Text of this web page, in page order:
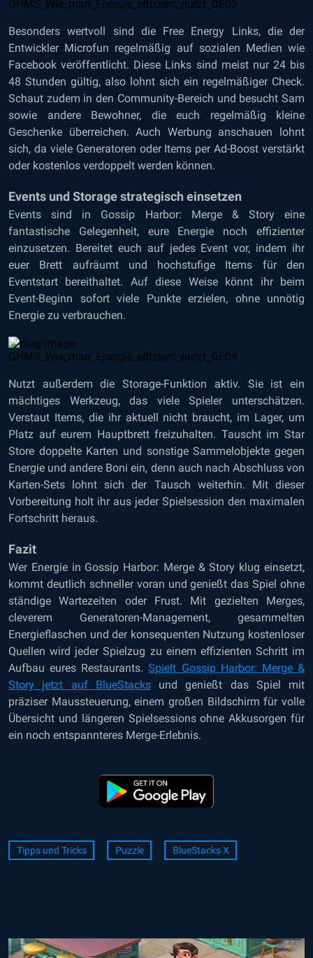
Besonders wertvoll sind die Free Energy Links, die der
Entwickler Microfun regelmäßig auf sozialen Medien wie
Facebook veröffentlicht. Diese Links sind meist nur 24 bis
48 Stunden gültig, also lohnt sich ein regelmäßiger Check.
Schaut zudem in den Community-Bereich und besucht Sam
sowie andere Bewohner, die euch regelmäßig kleine
Geschenke überreichen. Auch Werbung anschauen lohnt
sich, da viele Generatoren oder Items per Ad-Boost verstärkt
oder kostenlos verdoppelt werden können.
Events und Storage strategisch einsetzen
Events sind in Gossip Harbor: Merge & Story eine
fantastische Gelegenheit, eure Energie noch effizienter
einzusetzen. Bereitet euch auf jedes Event vor, indem ihr
euer Brett aufräumt und hochstufige Items für den
Eventstart bereithaltet. Auf diese Weise könnt ihr beim
Event-Beginn sofort viele Punkte erzielen, ohne unnötig
Energie zu verbrauchen.
Nutzt außerdem die Storage-Funktion aktiv. Sie ist ein
mächtiges Werkzeug, das viele Spieler unterschätzen.
Verstaut Items, die ihr aktuell nicht braucht, im Lager, um
Platz auf eurem Hauptbrett freizuhalten. Tauscht im Star
Store doppelte Karten und sonstige Sammelobjekte gegen
Energie und andere Boni ein, denn auch nach Abschluss von
Karten-Sets lohnt sich der Tausch weiterhin. Mit dieser
Vorbereitung holt ihr aus jeder Spielsession den maximalen
Fortschritt heraus.
Fazit
Wer Energie in Gossip Harbor: Merge & Story klug einsetzt,
kommt deutlich schneller voran und genießt das Spiel ohne
ständige Wartezeiten oder Frust. Mit gezielten Merges,
cleverem Generatoren-Management, gesammelten
Energieflaschen und der konsequenten Nutzung kostenloser
Quellen wird jeder Spielzug zu einem effizienten Schritt im
Aufbau eures Restaurants.Spielt Gossip Harbor: Merge &
Story jetzt auf BlueStacksund genießt das Spiel mit
präziser Maussteuerung, einem großen Bildschirm für volle
Übersicht und längeren Spielsessions ohne Akkusorgen für
ein noch entspannteres Merge-Erlebnis.
Tipps und Tricks Puzzle BlueStacks X